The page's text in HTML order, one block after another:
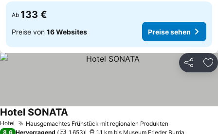
Ab 133 €
Preise von 16 Websites Preise sehen
Teilen
Hotel Hausgemachtes Frühstück mit regionalen Produkten
Hotel SONATAPreise sehen
8,6 Hervorragend 1.653 1.1 km bis Museum Frieder Burda